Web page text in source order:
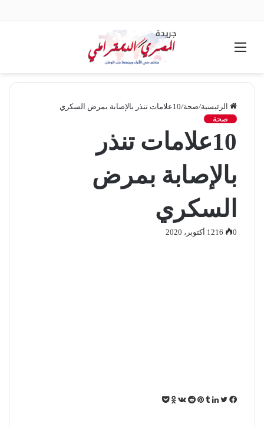
الرئيسية/صحة/10علامات تنذر بالإصابة بمرض السكري
صحة
10علامات تنذر
بالإصابة بمرض
السكري
12 أكتوبر، 2020 0
ف ت
ل
ب
O